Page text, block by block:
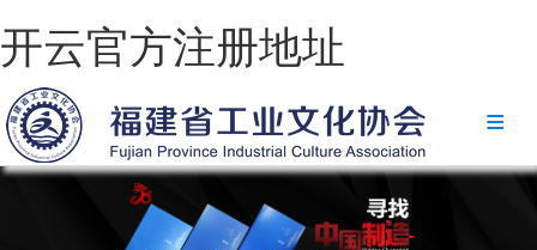
开云官方注册地址
开云官方注册地址
协会简介
政策法规